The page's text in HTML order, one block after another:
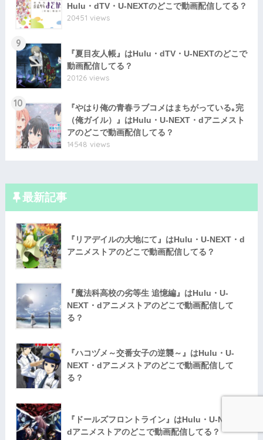
Hulu・dTV・U-NEXTのどこで動画配信してる？
20451 views
9
『夏目友人帳』はHulu・dTV・U-NEXTのどこで
動画配信してる？
20126 views
10
『やはり俺の青春ラブコメはまちがっている｡完
（俺ガイル）』はHulu・U-NEXT・dアニメスト
アのどこで動画配信してる？
14548 views
最新記事
『リアデイルの大地にて』はHulu・U-NEXT・d
アニメストアのどこで動画配信してる？
『魔法科高校の劣等生 追憶編』はHulu・U-
NEXT・dアニメストアのどこで動画配信して
る？
『ハコヅメ～交番女子の逆襲～』はHulu・U-
NEXT・dアニメストアのどこで動画配信して
る？
『ドールズフロントライン』はHulu・U-NEXT・
dアニメストアのどこで動画配信してる？